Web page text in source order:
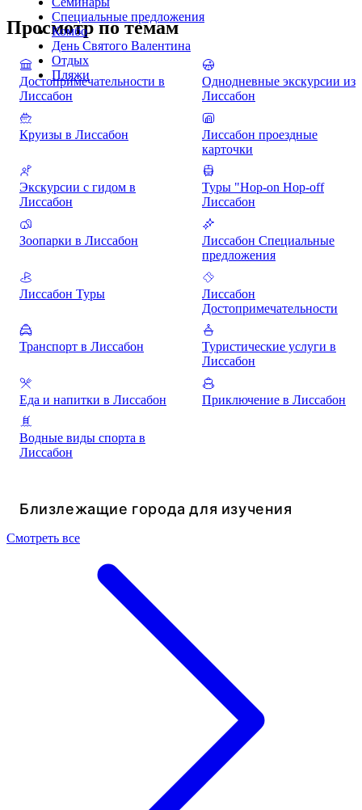
Специальные предложения
Комбо
День Святого Валентина
Отдых
Пляжи
Просмотр по темам
Достопримечательности в
Лиссабон
Однодневные экскурсии из
Лиссабон
Круизы в Лиссабон
Лиссабон проездные
карточки
Экскурсии с гидом в
Лиссабон
Туры "Hop-on Hop-off
Лиссабон
Зоопарки в Лиссабон
Лиссабон Специальные
предложения
Лиссабон Туры
Лиссабон
Достопримечательности
Транспорт в Лиссабон
Туристические услуги в
Лиссабон
Еда и напитки в Лиссабон Приключение в Лиссабон
Водные виды спорта в
Лиссабон
Близлежащие города для изучения
Смотреть все